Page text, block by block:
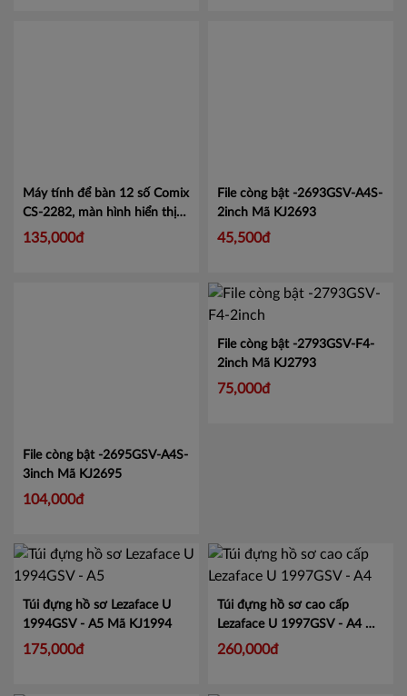
Máy tính để bàn 12 số Comix
CS-2282, màn hình hiển thị
lớn tiện lợi.
135,000đ
File còng bật -2693GSV-A4S-
2inch Mã KJ2693
45,500đ
File còng bật -2695GSV-A4S-
3inch Mã KJ2695
104,000đ
File còng bật -2793GSV-F4-
2inch Mã KJ2793
75,000đ
Túi đựng hồ sơ Lezaface U
1994GSV - A5 Mã KJ1994
175,000đ
Túi đựng hồ sơ cao cấp
Lezaface U 1997GSV - A4 Mã
KJ1997
260,000đ